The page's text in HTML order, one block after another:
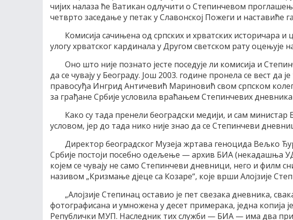
чијих налаза ће Ватикан одлучити о Степинчевом
четврто заседање у петак у Славонској Пожеги и наставиће
Комисија сачињена од српских и хрватских историчара
улогу хрватског кардинала у Другом светском рату оцењује
Оно што није познато јесте поседује ли комисија и
да се чувају у Београду. Још 2003. године пронела се вест да
правосуђа Ингрид Античевић Мариновић свом српском
за грађане Србије условила враћањем Степинчевих дневника
Како су тада пренели београдски медији, и сам министар
условом, јер до тада нико није знао да се Степинчеви
Директор београдског Музеја жртава геноцида Вељко
Србије постоји посебно одељење — архив БИА (некадашња
којем се чувају не само Степинчеви дневници, него и филм
називом „Кризмање дјеце са Козаре“, које врши Алојзије
„Алојзије Степинац оставио је пет свезака дневника,
фотографисана и умножена у десет примерака, једна копија
Републички МУП. Наследник тих служби — БИА — има два